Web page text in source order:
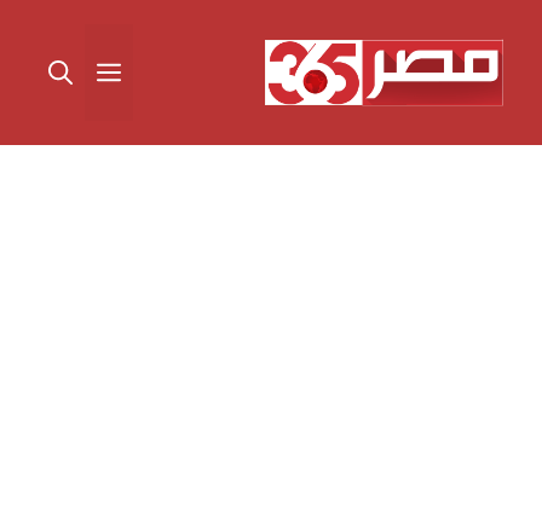
المحتوى القائمة